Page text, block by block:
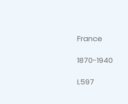
France
1870-1940
L597